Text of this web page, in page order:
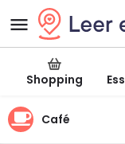
Shopping
Café